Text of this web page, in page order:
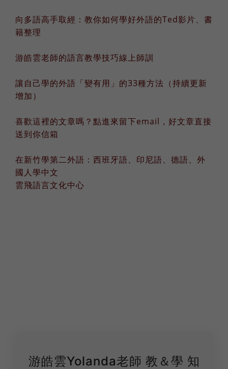
向多語高手取經：教你如何學好外語的Ted影片、書
籍整理
游皓雲老師的語言教學技巧線上師訓
讓自己學的外語「變有用」的33種方法（持續更新
增加）
喜歡這裡的文章嗎？點進來留下email，好文章直接
送到你信箱
在新竹學第二外語：西班牙語、印尼語、德語、外
國人學中文
雲飛語言文化中心
游皓雲Yolanda老師 教＆學 知